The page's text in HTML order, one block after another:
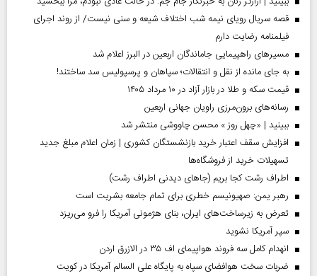
قصه سریال رویای نیمه شب اختلاف شیعه و سنی نیست/ از روند اجرای
فیلمنامه رضایت دارم
مسیر‌های راهپیمایی جاماندگان اربعین در البرز اعلام شد
به جای مانده از نقل و انتقالات؛ سپاهان و پرسپولیس سد ساختند!
قیمت سکه و طلا در بازار آزاد در ۱۰ مرداد ۱۴۰۵
رسانه‌های برون‌مرزی راویان جهانی اربعین
ببینید | «چهل روز » محسن چاووشی منتشر شد
افزایش سقف اعتبار خرید بازنشستگان کشوری | زمان اعلام مبلغ جدید
تسهیلات خرید از فروشگاه‌ها
اطراف رشت کجا بریم (جاهای دیدنی اطراف رشت)
رهبر یمن: صهیونیسم خطری برای تمام جامعه بشریت است
تعرض به زیرساخت‌های ایران، بنای هژمونی آمریکا را فرو می‌ریزد
سپر آمریکا نشوید
انهدام کامل سه فروند هواپیمای اف ۳۵ در الازرق اردن
ضربات سخت هوافضای سپاه به پایگاه علی السالم آمریکا در کویت